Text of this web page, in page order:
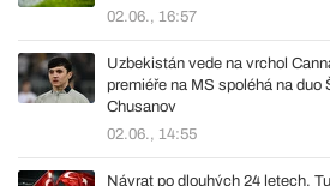
02.06., 16:57
Uzbekistán vede na vrchol
premiéře na MS spoléhá na duo
Chusanov
02.06., 14:55
Návrat po dlouhých 24 letech.